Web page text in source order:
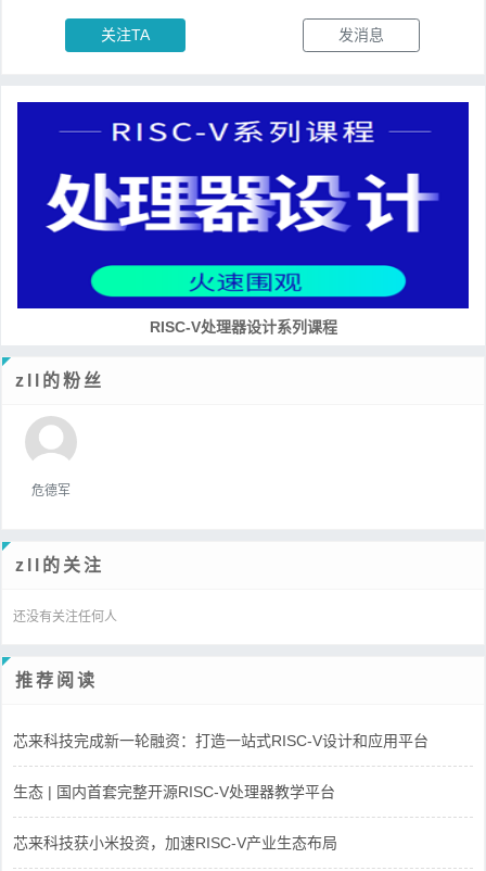
关注TA 发消息
RISC-V处理器设计系列课程
zll的粉丝
危德军
zll的关注
还没有关注任何人
推荐阅读
芯来科技完成新一轮融资：打造一站式RISC-V设计和应用平台
生态 | 国内首套完整开源RISC-V处理器教学平台
芯来科技获小米投资，加速RISC-V产业生态布局